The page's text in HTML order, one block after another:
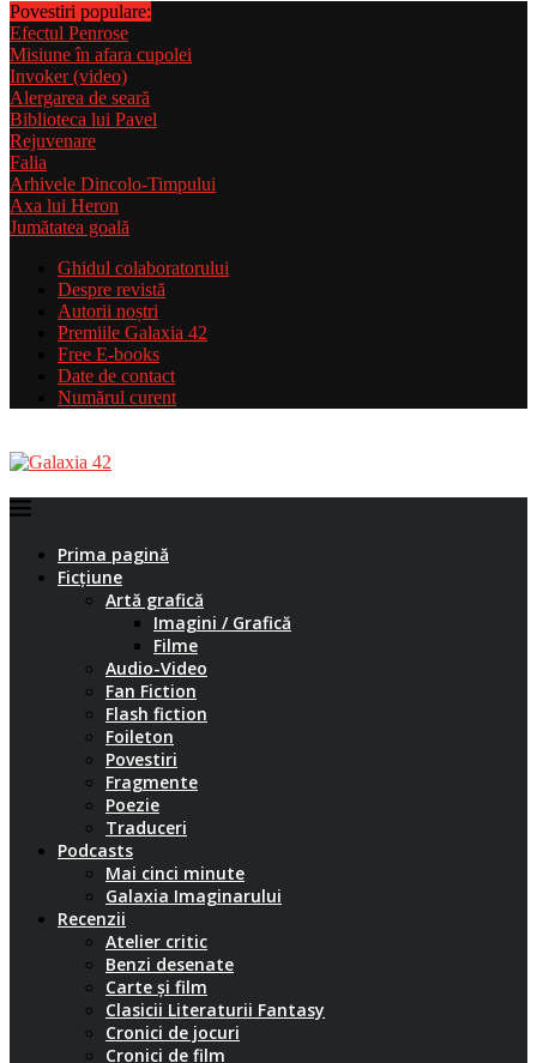
Povestiri populare:
Efectul Penrose
Misiune în afara cupolei
Invoker (video)
Alergarea de seară
Biblioteca lui Pavel
Rejuvenare
Falia
Arhivele Dincolo-Timpului
Axa lui Heron
Jumătatea goală
Ghidul colaboratorului
Despre revistă
Autorii noștri
Premiile Galaxia 42
Free E-books
Date de contact
Numărul curent
Prima pagină
Ficțiune
Artă grafică
Imagini / Grafică
Filme
Audio-Video
Fan Fiction
Flash fiction
Foileton
Povestiri
Fragmente
Poezie
Traduceri
Podcasts
Mai cinci minute
Galaxia Imaginarului
Recenzii
Atelier critic
Benzi desenate
Carte și film
Clasicii Literaturii Fantasy
Cronici de jocuri
Cronici de film